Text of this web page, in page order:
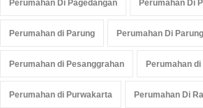
Perumahan Di Pagedangan Perumahan Di
Perumahan di Parung Perumahan Di
Perumahan di Pesanggrahan Perumahan
Perumahan di Purwakarta Perumahan Di